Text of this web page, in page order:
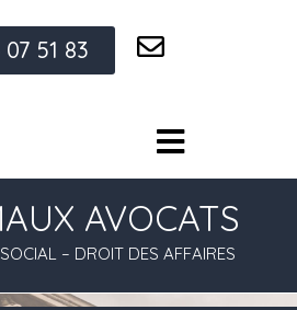
51 83
AVOCATS
– DROIT DES AFFAIRES